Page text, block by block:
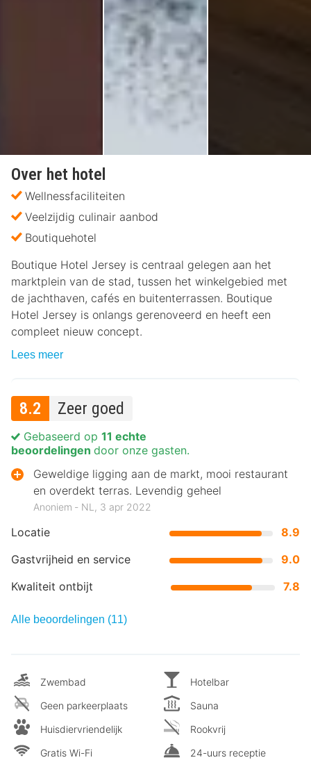
Over het hotel
Wellnessfaciliteiten
Veelzijdig culinair aanbod
Boutiquehotel
Boutique Hotel Jersey is centraal gelegen aan het
marktplein van de stad, tussen het winkelgebied met
de jachthaven, cafés en buitenterrassen. Boutique
Hotel Jersey is onlangs gerenoveerd en heeft een
compleet nieuw concept.
Lees meer
8.2 Zeer goed
Locatie
8.9
Gastvrijheid en service
9.0
Kwaliteit ontbijt
7.8
Gebaseerd op 11 echte
beoordelingen door onze gasten.
Geweldige ligging aan de markt, mooi restaurant
en overdekt terras. Levendig geheel
Anoniem ‐ NL, 3 apr 2022
Alle beoordelingen (11)
Zwembad
Geen parkeerplaats
Huisdiervriendelijk
Gratis Wi-Fi
Hotelbar
Sauna
Rookvrij
24-uurs receptie